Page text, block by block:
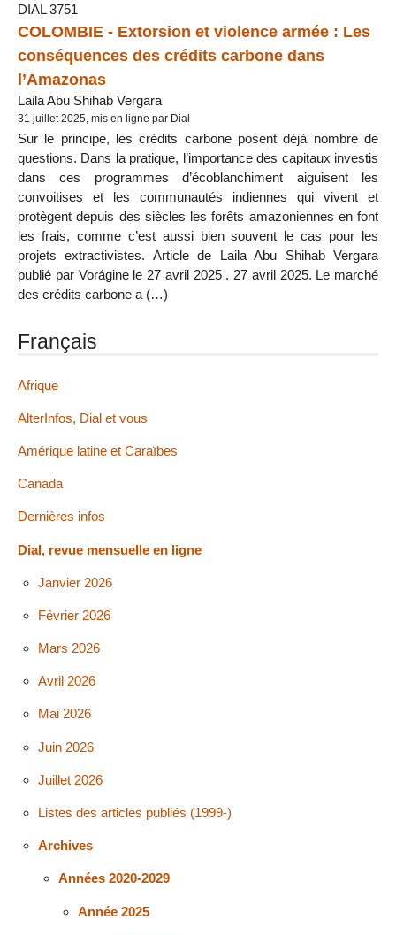
DIAL 3751
COLOMBIE - Extorsion et violence armée : Les
conséquences des crédits carbone dans
l’Amazonas
Laila Abu Shihab Vergara
31 juillet 2025, mis en ligne par Dial
Sur le principe, les crédits carbone posent déjà nombre de
questions. Dans la pratique, l’importance des capitaux investis
dans ces programmes d’écoblanchiment aiguisent les
convoitises et les communautés indiennes qui vivent et
protègent depuis des siècles les forêts amazoniennes en font
les frais, comme c’est aussi bien souvent le cas pour les
projets extractivistes. Article de Laila Abu Shihab Vergara
publié par Vorágine le 27 avril 2025 . 27 avril 2025. Le marché
des crédits carbone a (…)
Français
Afrique
AlterInfos, Dial et vous
Amérique latine et Caraïbes
Canada
Dernières infos
Dial, revue mensuelle en ligne
Janvier 2026
Février 2026
Mars 2026
Avril 2026
Mai 2026
Juin 2026
Juillet 2026
Listes des articles publiés (1999-)
Archives
Années 2020-2029
Année 2025